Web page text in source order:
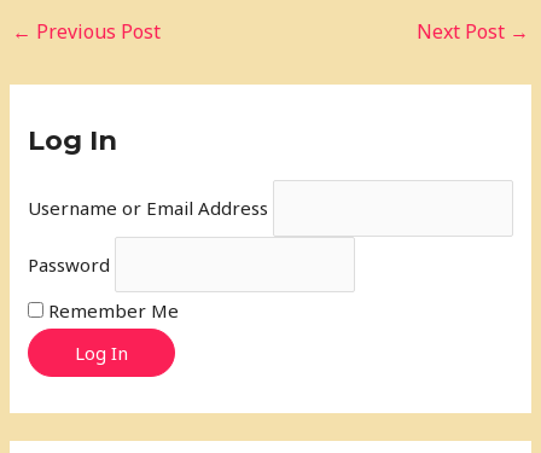
← Previous Post Next Post →
Log In
Username or Email Address
Password
Remember Me
Log In